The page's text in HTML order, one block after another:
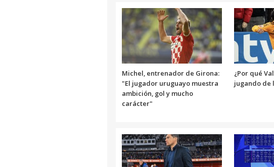
Michel, entrenador de Girona:
"El jugador uruguayo muestra
ambición, gol y mucho
carácter"
¿Por qué
jugando de